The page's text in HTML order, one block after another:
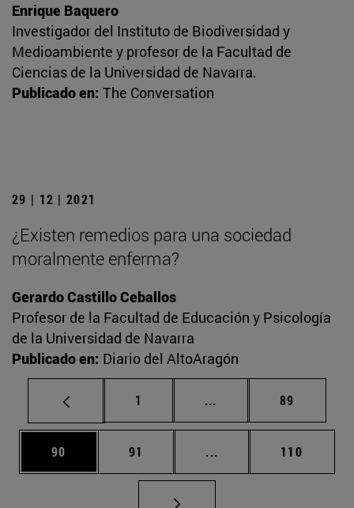
Enrique Baquero
Investigador del Instituto de Biodiversidad y
Medioambiente y profesor de la Facultad de
Ciencias de la Universidad de Navarra.
Publicado en: The Conversation
29 | 12 | 2021
¿Existen remedios para una sociedad
moralmente enferma?
Gerardo Castillo Ceballos
Profesor de la Facultad de Educación y Psicología
de la Universidad de Navarra
Publicado en: Diario del AltoAragón
Página
1 ... Páginas intermedias
Página
89
Página
90 Página
91 ... Páginas intermedias
Página
110